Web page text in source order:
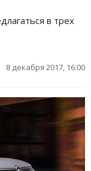
в трех
8 декабря 2017, 16:00